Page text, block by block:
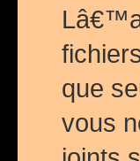
que
vous